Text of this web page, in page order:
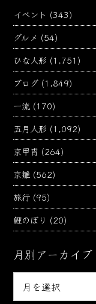
イベント (343)
グルメ (54)
ひな人形 (1,751)
ブログ (1,849)
一流 (170)
五月人形 (1,092)
京甲冑 (264)
京雛 (562)
旅行 (95)
鯉のぼり (20)
月別アーカイブ